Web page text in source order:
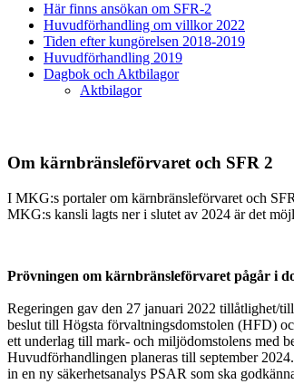
Här finns ansökan om SFR-2
Huvudförhandling om villkor 2022
Tiden efter kungörelsen 2018-2019
Huvudförhandling 2019
Dagbok och Aktbilagor
Aktbilagor
Om kärnbränsleförvaret och SFR 2
I MKG:s portaler om kärnbränsleförvaret och
MKG:s kansli lagts ner i slutet av 2024 är det
Prövningen om kärnbränsleförvaret pågår i
Regeringen gav den 27 januari 2022 tillåtlighet/
beslut till Högsta förvaltningsdomstolen (HFD)
ett underlag till mark- och miljödomstolens med
Huvudförhandlingen planeras till september
in en ny säkerhetsanalys PSAR som ska